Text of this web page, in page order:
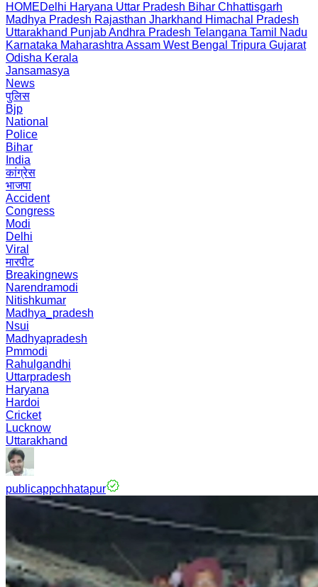
HOMEDelhi Haryana Uttar Pradesh Bihar Chhattisgarh
Madhya Pradesh Rajasthan Jharkhand Himachal Pradesh
Uttarakhand PunjabAndhra Pradesh Telangana Tamil Nadu
Karnataka Maharashtra Assam West Bengal Tripura Gujarat
Odisha Kerala
Jansamasya
News
पुलिस
Bjp
National
Police
Bihar
India
कांग्रेस
भाजपा
Accident
Congress
Modi
Delhi
Viral
मारपीट
Breakingnews
Narendramodi
Nitishkumar
Madhya_pradesh
Nsui
Madhyapradesh
Pmmodi
Rahulgandhi
Uttarpradesh
Haryana
Hardoi
Cricket
Lucknow
Uttarakhand
publicappchhatapur